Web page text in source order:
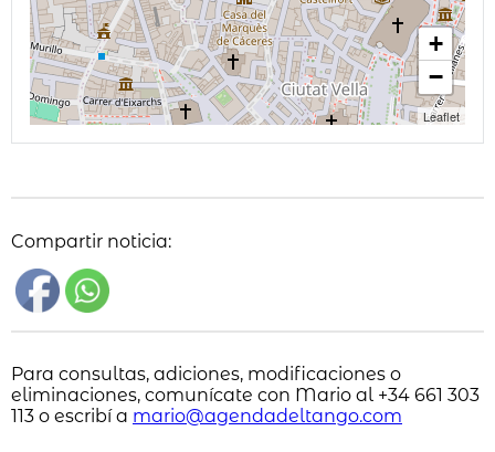
+
−
Leaflet
Compartir noticia:
Para consultas, adiciones, modificaciones o
eliminaciones, comunícate con Mario al +34 661 303
113 o escribí a mario@agendadeltango.com